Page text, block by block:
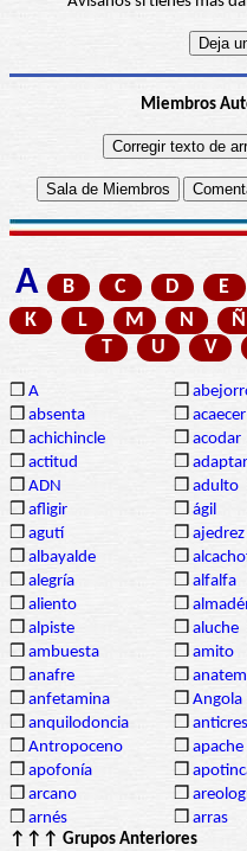
Miembros
A B C D E
K
L M N Ñ
T
U V
❒ A ❒
❒ absenta ❒ acaecer
❒ achichincle ❒ acodar
❒ actitud ❒ adaptar
❒ ADN ❒ adulto
❒ afligir ❒ ágil
❒ agutí ❒ ajedrez
❒ albayalde ❒
❒ alegría ❒ alfalfa
❒ aliento ❒
❒ alpiste ❒ aluche
❒ ambuesta ❒ amito
❒ anafre ❒
❒ anfetamina ❒ Angola
❒ anquilodoncia ❒
❒ Antropoceno ❒ apache
❒ apofonía ❒
❒ arcano ❒
❒ arnés ❒ arras
↑↑↑ Grupos Anteriores